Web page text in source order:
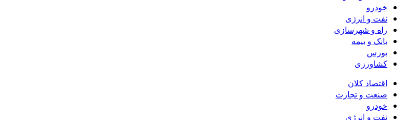
خودرو
نفت و انرژی
راه و شهرسازی
بانک و بیمه
بورس
کشاورزی
اقتصاد کلان
صنعت و تجارت
خودرو
نفت و انرژی